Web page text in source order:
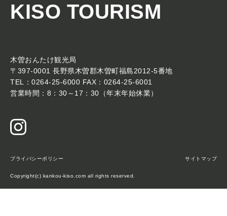
KISO TOURISM
木曽おんたけ観光局
〒397-0001 長野県木曽郡木曽町福島2012-5番地
TEL：0264-25-6000 FAX：0264-25-6001
営業時間：8：30～17：30（年末年始休業）
プライバシーポリシー サイトマップ
Copyright(c) kankou-kiso.com all rights reserved.